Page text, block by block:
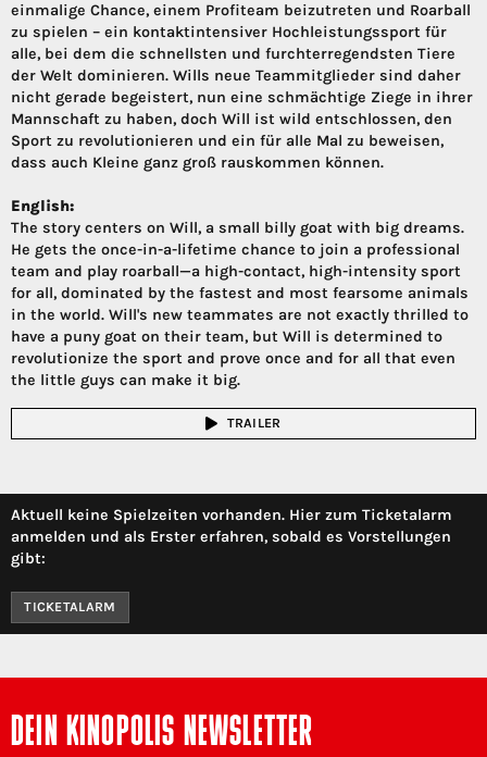
einmalige Chance, einem Profiteam beizutreten und Roarball
zu spielen – ein kontaktintensiver Hochleistungssport für
alle, bei dem die schnellsten und furchterregendsten Tiere
der Welt dominieren. Wills neue Teammitglieder sind daher
nicht gerade begeistert, nun eine schmächtige Ziege in ihrer
Mannschaft zu haben, doch Will ist wild entschlossen, den
Sport zu revolutionieren und ein für alle Mal zu beweisen,
dass auch Kleine ganz groß rauskommen können.
English:
The story centers on Will, a small billy goat with big dreams.
He gets the once-in-a-lifetime chance to join a professional
team and play roarball—a high-contact, high-intensity sport
for all, dominated by the fastest and most fearsome animals
in the world. Will's new teammates are not exactly thrilled to
have a puny goat on their team, but Will is determined to
revolutionize the sport and prove once and for all that even
the little guys can make it big.
TRAILER
Aktuell keine Spielzeiten vorhanden. Hier zum Ticketalarm
anmelden und als Erster erfahren, sobald es Vorstellungen
gibt:
TICKETALARM
DEIN KINOPOLIS NEWSLETTER